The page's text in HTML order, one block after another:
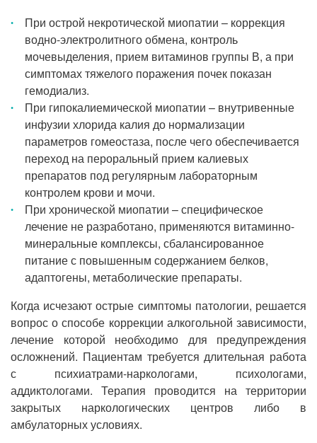
При острой некротической миопатии – коррекция
водно-электролитного обмена, контроль
мочевыделения, прием витаминов группы В, а при
симптомах тяжелого поражения почек показан
гемодиализ.
При гипокалиемической миопатии – внутривенные
инфузии хлорида калия до нормализации
параметров гомеостаза, после чего обеспечивается
переход на пероральный прием калиевых
препаратов под регулярным лабораторным
контролем крови и мочи.
При хронической миопатии – специфическое
лечение не разработано, применяются витаминно-
минеральные комплексы, сбалансированное
питание с повышенным содержанием белков,
адаптогены, метаболические препараты.
Когда исчезают острые симптомы патологии, решается
вопрос о способе коррекции алкогольной зависимости,
лечение которой необходимо для предупреждения
осложнений. Пациентам требуется длительная работа
с психиатрами-наркологами, психологами,
аддиктологами. Терапия проводится на территории
закрытых наркологических центров либо в
амбулаторных условиях.